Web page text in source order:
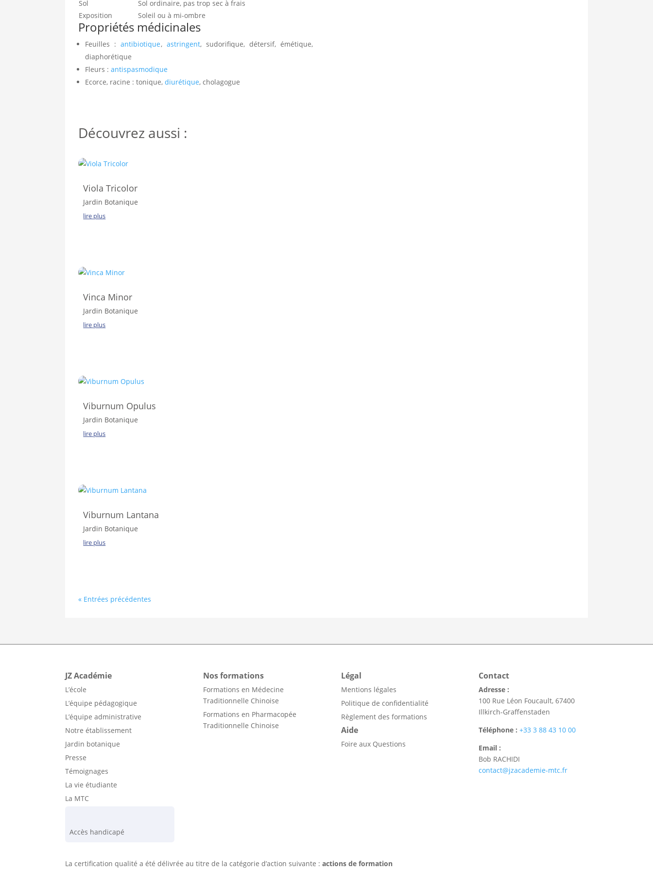
Sol
Sol ordinaire, pas trop sec à frais
Exposition
Soleil ou à mi-ombre
Propriétés médicinales
Feuilles : antibiotique,astringent, sudorifique, détersif, émétique,
diaphorétique
Fleurs :antispasmodique
Ecorce, racine : tonique,diurétique, cholagogue
Découvrez aussi :
Viola Tricolor
Jardin Botanique
lire plus
Vinca Minor
Jardin Botanique
lire plus
Viburnum Opulus
Jardin Botanique
lire plus
Viburnum Lantana
Jardin Botanique
lire plus
« Entrées précédentes
JZ Académie
L’école
L’équipe pédagogique
L’équipe administrative
Notre établissement
Jardin botanique
Presse
Témoignages
La vie étudiante
La MTC
Accès handicapé
Nos formations
Formations en Médecine
Traditionnelle Chinoise
Formations en Pharmacopée
Traditionnelle Chinoise
Légal
Mentions légales
Politique de confidentialité
Règlement des formations
Aide
Foire aux Questions
Contact
Adresse :
100 Rue Léon Foucault, 67400
Illkirch-Graffenstaden
Téléphone : +33 3 88 43 10 00
Email :
Bob RACHIDI
contact@jzacademie-mtc.fr
La certification qualité a été délivrée au titre de la catégorie d’action suivante :actions de formation